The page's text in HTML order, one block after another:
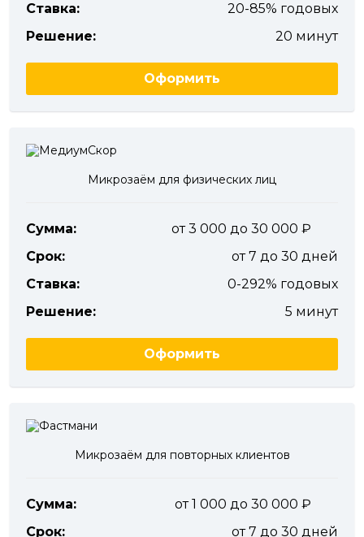
Ставка:
20-85% годовых
Решение:
20 минут
Оформить
Микрозаём для физических лиц
Сумма:
от 3 000 до 30 000
Срок:
от 7 до 30 дней
Ставка:
0-292% годовых
Решение:
5 минут
Оформить
Микрозаём для повторных клиентов
Сумма:
от 1 000 до 30 000
Срок:
от 7 до 30 дней